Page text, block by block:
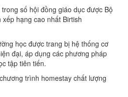
số hội đồng giáo dục được Bộ
hạng cao nhất Birtish
học được trang bị hệ thống cơ
đại, áp dụng các phương pháp
tập tiên tiến.
trình homestay chất lượng